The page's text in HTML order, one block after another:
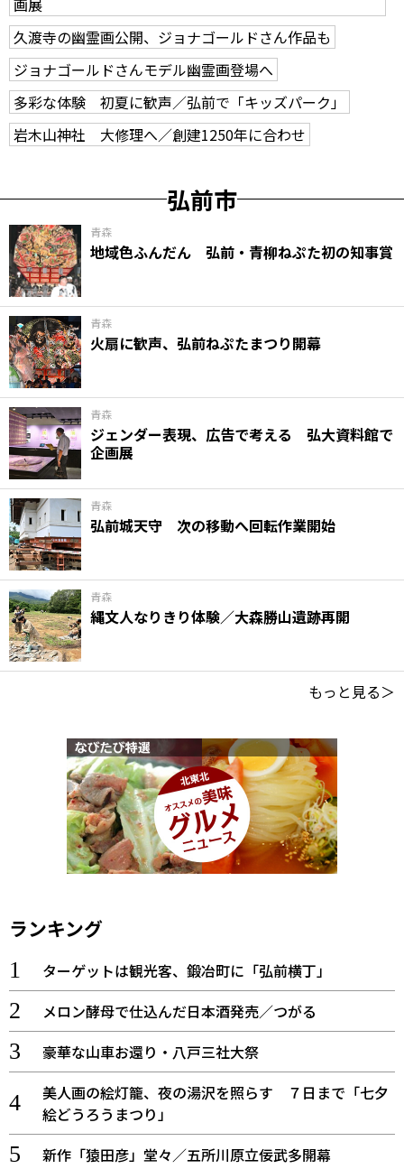
久渡寺の幽霊画公開、ジョナゴールドさん作品も
ジョナゴールドさんモデル幽霊画登場へ
多彩な体験 初夏に歓声／弘前で「キッズパーク」
岩木山神社 大修理へ／創建1250年に合わせ
弘前市
青森
地域色ふんだん 弘前・青柳ねぷた初の知事賞
青森
火扇に歓声、弘前ねぷたまつり開幕
青森
ジェンダー表現、広告で考える 弘大資料館で
企画展
青森
弘前城天守 次の移動へ回転作業開始
青森
縄文人なりきり体験／大森勝山遺跡再開
もっと見る＞
ランキング
ターゲットは観光客、鍛冶町に「弘前横丁」
メロン酵母で仕込んだ日本酒発売／つがる
豪華な山車お還り・八戸三社大祭
美人画の絵灯籠、夜の湯沢を照らす ７日まで「七夕
絵どうろうまつり」
新作「猿田彦」堂々／五所川原立佞武多開幕